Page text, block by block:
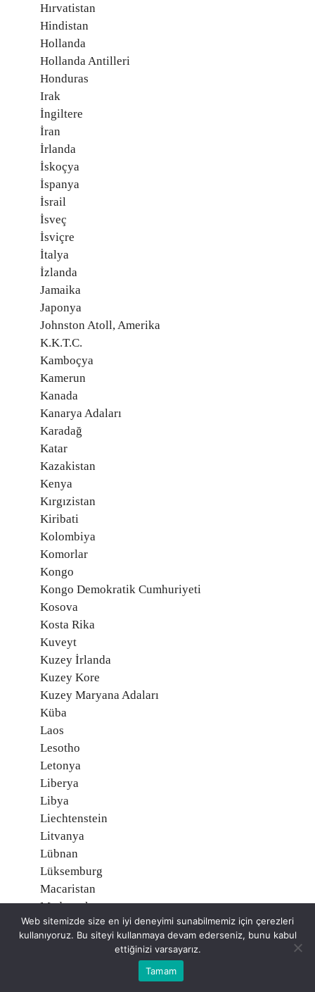
Hırvatistan
Hindistan
Hollanda
Hollanda Antilleri
Honduras
Irak
İngiltere
İran
İrlanda
İskoçya
İspanya
İsrail
İsveç
İsviçre
İtalya
İzlanda
Jamaika
Japonya
Johnston Atoll, Amerika
K.K.T.C.
Kamboçya
Kamerun
Kanada
Kanarya Adaları
Karadağ
Katar
Kazakistan
Kenya
Kırgızistan
Kiribati
Kolombiya
Komorlar
Kongo
Kongo Demokratik Cumhuriyeti
Kosova
Kosta Rika
Kuveyt
Kuzey İrlanda
Kuzey Kore
Kuzey Maryana Adaları
Küba
Laos
Lesotho
Letonya
Liberya
Libya
Liechtenstein
Litvanya
Lübnan
Lüksemburg
Macaristan
Madagaskar
Makau (Makao)
Makedonya
Web sitemizde size en iyi deneyimi sunabilmemiz için çerezleri
kullanıyoruz. Bu siteyi kullanmaya devam ederseniz, bunu kabul
ettiğinizi varsayarız.
Tamam